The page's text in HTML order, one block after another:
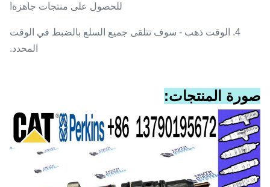
للحصول على منتجات جاهزة!
4. الوقت ذهب - سوف تتلقى جميع السلع بالضبط في الوقت
المحدد.
صورة المنتجات: